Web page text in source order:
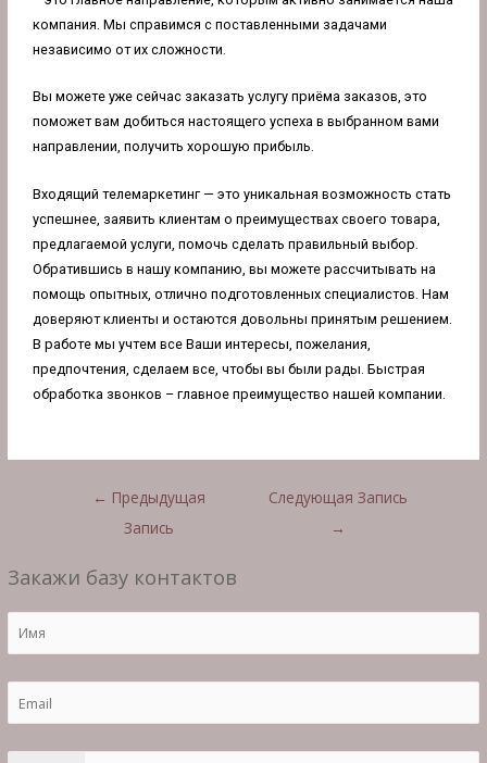
Закажи базу контактов
компания. Мы справимся с поставленными задачами
независимо от их сложности.
Вы можете уже сейчас заказать услугу приёма заказов, это
поможет вам добиться настоящего успеха в выбранном вами
направлении, получить хорошую прибыль.
Входящий телемаркетинг — это уникальная возможность стать
успешнее, заявить клиентам о преимуществах своего товара,
предлагаемой услуги, помочь сделать правильный выбор.
Обратившись в нашу компанию, вы можете рассчитывать на
помощь опытных, отлично подготовленных специалистов. Нам
доверяют клиенты и остаются довольны принятым решением.
В работе мы учтем все Ваши интересы, пожелания,
предпочтения, сделаем все, чтобы вы были рады. Быстрая
обработка звонков – главное преимущество нашей компании
← Предыдущая
Запись
Следующая Запись
→